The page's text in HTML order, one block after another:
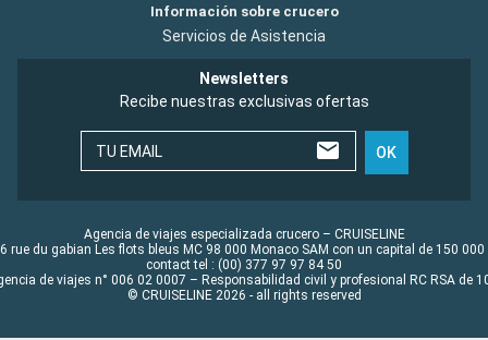
Información sobre crucero
Servicios de Asistencia
Newsletters
Recibe nuestras exclusivas ofertas
TU EMAIL OK
Agencia de viajes especializada crucero – CRUISELINE
rue du gabian Les flots bleus MC 98 000 Monaco SAM con un capital de 150 000
contact tel : (00) 377 97 97 84 50
de viajes n° 006 02 0007 – Responsabilidad civil y profesional RC RSA de
© CRUISELINE 2026 - all rights reserved